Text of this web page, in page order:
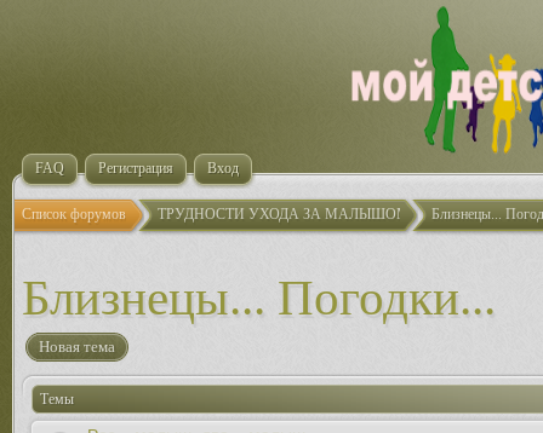
FAQ Регистрация Вход
Список форумов ТРУДНОСТИ УХОДА ЗА МАЛЫШОМ Близнецы...
Близнецы... Погодки...
Новая тема
Темы